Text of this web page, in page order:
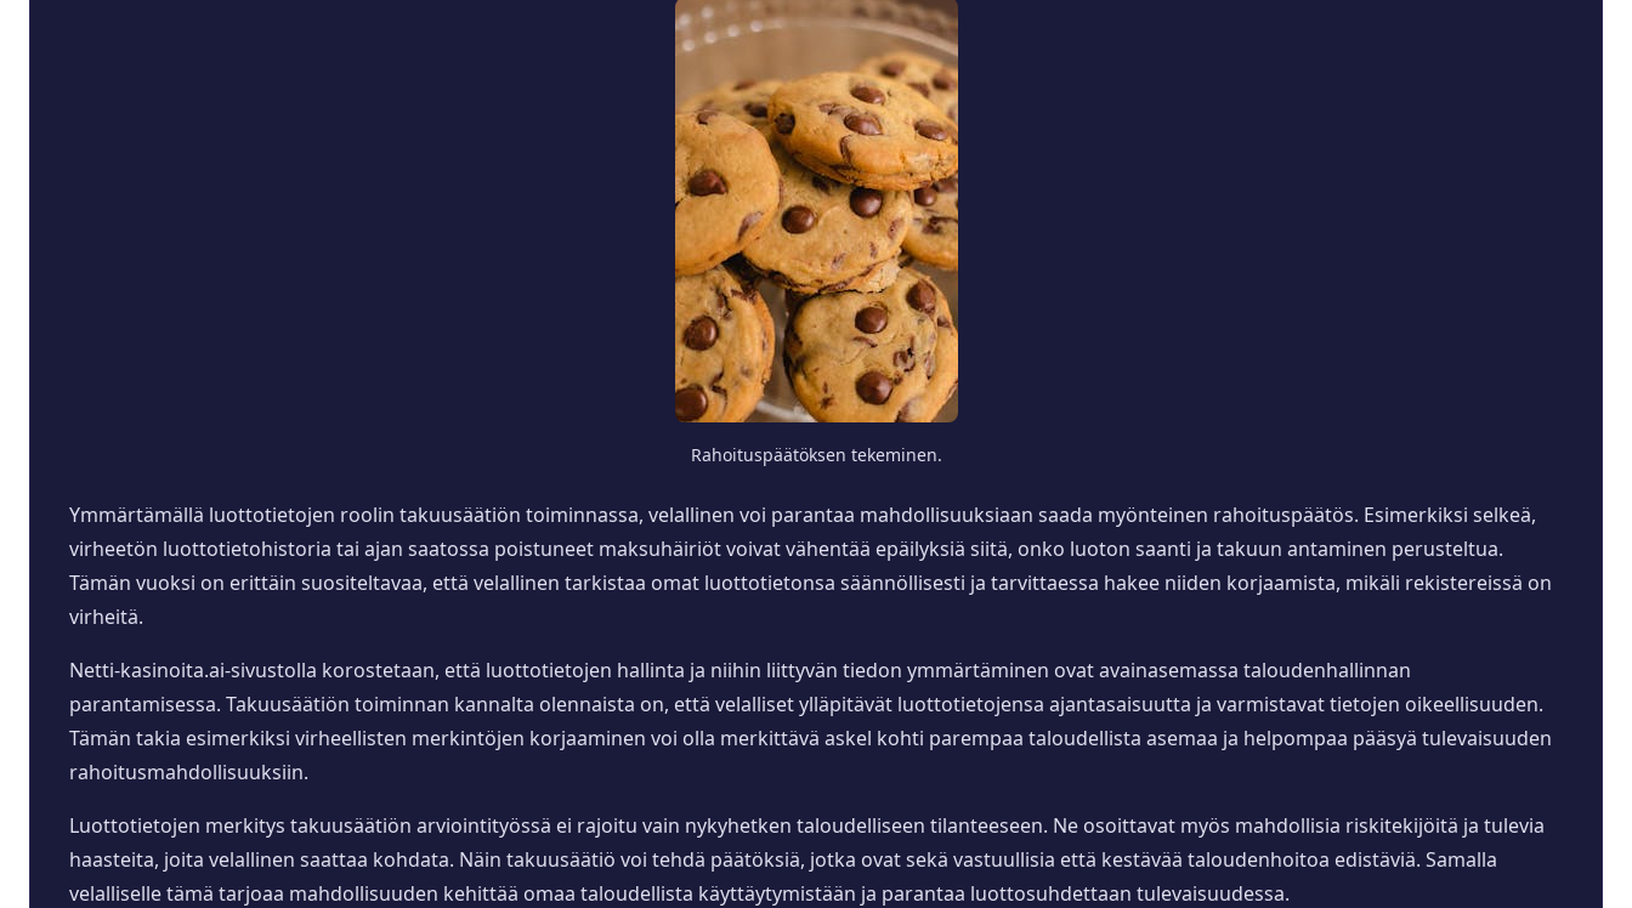
Rahoituspäätöksen tekeminen.
Ymmärtämällä luottotietojen roolin takuusäätiön toiminnassa, velallinen voi parantaa mahdollisuuksiaan saada myönteinen rahoituspäätös. Esimerkiksi selkeä,
virheetön luottotietohistoria tai ajan saatossa poistuneet maksuhäiriöt voivat vähentää epäilyksiä siitä, onko luoton saanti ja takuun antaminen perusteltua.
Tämän vuoksi on erittäin suositeltavaa, että velallinen tarkistaa omat luottotietonsa säännöllisesti ja tarvittaessa hakee niiden korjaamista, mikäli rekistereissä on
virheitä.
Netti-kasinoita.ai-sivustolla korostetaan, että luottotietojen hallinta ja niihin liittyvän tiedon ymmärtäminen ovat avainasemassa taloudenhallinnan
parantamisessa. Takuusäätiön toiminnan kannalta olennaista on, että velalliset ylläpitävät luottotietojensa ajantasaisuutta ja varmistavat tietojen oikeellisuuden.
Tämän takia esimerkiksi virheellisten merkintöjen korjaaminen voi olla merkittävä askel kohti parempaa taloudellista asemaa ja helpompaa pääsyä tulevaisuuden
rahoitusmahdollisuuksiin.
Luottotietojen merkitys takuusäätiön arviointityössä ei rajoitu vain nykyhetken taloudelliseen tilanteeseen. Ne osoittavat myös mahdollisia riskitekijöitä ja tulevia
haasteita, joita velallinen saattaa kohdata. Näin takuusäätiö voi tehdä päätöksiä, jotka ovat sekä vastuullisia että kestävää taloudenhoitoa edistäviä. Samalla
velalliselle tämä tarjoaa mahdollisuuden kehittää omaa taloudellista käyttäytymistään ja parantaa luottosuhdettaan tulevaisuudessa.